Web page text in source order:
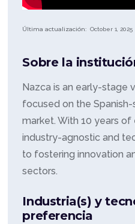
Última actualización: October 1, 2025
Sobre la
Nazca is an early-stage
focused on the
market. With 10 years of
industry-agnostic and
to fostering innovation
sectors.
Industria(s) y
preferencia